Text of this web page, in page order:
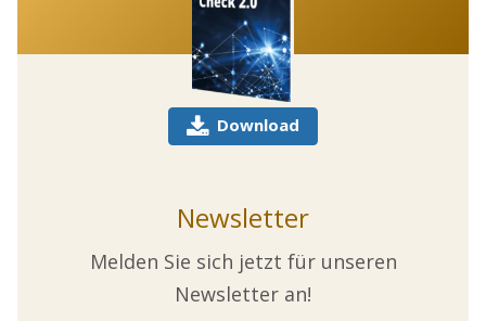
Download
Newsletter
Melden Sie sich jetzt für unseren
Newsletter an!